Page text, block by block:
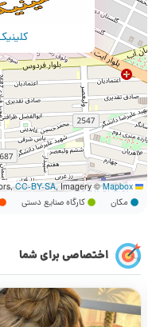
Leaflet
CC-BY-SA, Imagery ©Mapbox
مکان کارگاه صنایع دستی
اختصاصی برای شما